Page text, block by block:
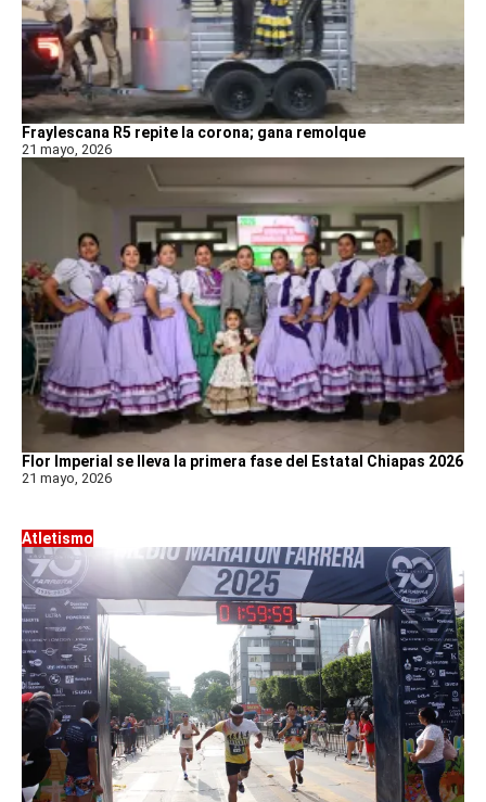
Fraylescana R5 repite la corona; gana remolque
21 mayo, 2026
Flor Imperial se lleva la primera fase del Estatal Chiapas 2026
21 mayo, 2026
Atletismo